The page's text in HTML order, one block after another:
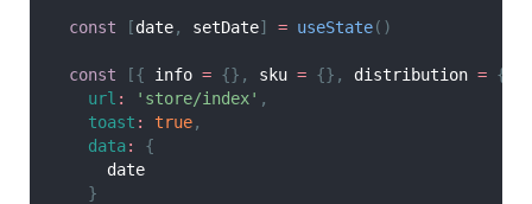
const [date, setDate] = useState( )
const [{ info = {} , sku = {} , distribution = {
url : 'store/index' ,
toast : true,
data:
{
      date
}